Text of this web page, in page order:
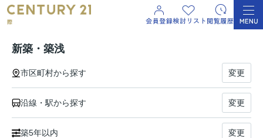
新築・築浅
市区町村から探す 変更
沿線・駅から探す 変更
築5年以内 変更